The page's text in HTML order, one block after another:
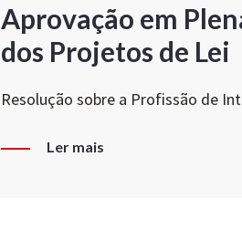
Aprovação em
dos Projetos de Lei
Resolução sobre a Profissão de
Ler mais